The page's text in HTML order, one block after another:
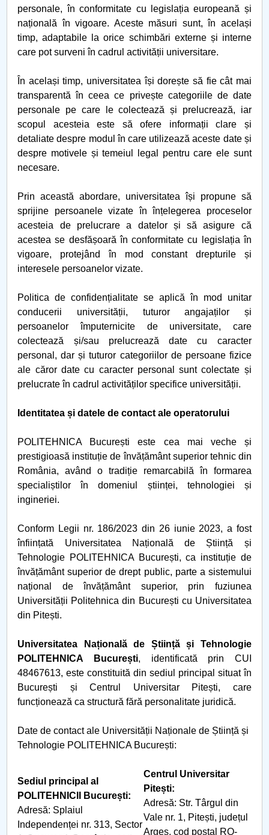
Centrul de Consiliere și Orientare în Carieră
Chestionar angajabilitate ALUMNI – UPB
CAR2026
MENIU CANTINA
personale, în conformitate cu legislația europeană și
națională în vigoare. Aceste măsuri sunt, în același
timp, adaptabile la orice schimbări externe și interne
care pot surveni în cadrul activității universitare.
În același timp, universitatea își dorește să fie cât mai
transparentă în ceea ce privește categoriile de date
personale pe care le colectează și prelucrează, iar
scopul acesteia este să ofere informații clare și
detaliate despre modul în care utilizează aceste date și
despre motivele și temeiul legal pentru care ele sunt
necesare.
Prin această abordare, universitatea își propune să
sprijine persoanele vizate în înțelegerea proceselor
acesteia de prelucrare a datelor și să asigure că
acestea se desfășoară în conformitate cu legislația în
vigoare, protejând în mod constant drepturile și
interesele persoanelor vizate.
Politica de confidențialitate se aplică în mod unitar
conducerii universității, tuturor angajaților și
persoanelor împuternicite de universitate, care
colectează și/sau prelucrează date cu caracter
personal, dar și tuturor categoriilor de persoane fizice
ale căror date cu caracter personal sunt colectate și
prelucrate în cadrul activităților specifice universității.
Identitatea și datele de contact ale operatorului
POLITEHNICA București este cea mai veche și
prestigioasă instituție de învățământ superior tehnic din
România, având o tradiție remarcabilă în formarea
specialiștilor în domeniul științei, tehnologiei și
ingineriei.
Conform Legii nr. 186/2023 din 26 iunie 2023, a fost
înființată Universitatea Națională de Știință și
Tehnologie POLITEHNICA București, ca instituție de
învățământ superior de drept public, parte a sistemului
național de învățământ superior, prin fuziunea
Universității Politehnica din București cu Universitatea
din Pitești.
Universitatea Națională de Știință și Tehnologie
POLITEHNICA București, identificată prin CUI
48467613, este constituită din sediul principal situat în
București și Centrul Universitar Pitești, care
funcționează ca structură fără personalitate juridică.
Date de contact ale Universității Naționale de Știință și
Tehnologie POLITEHNICA București:
Sediul principal al
POLITEHNICII București:
Adresă: Splaiul
Independenței nr. 313, Sector
Centrul Universitar
Pitești:
Adresă: Str. Târgul din
Vale nr. 1, Pitești, județul
Argeș, cod poștal RO-